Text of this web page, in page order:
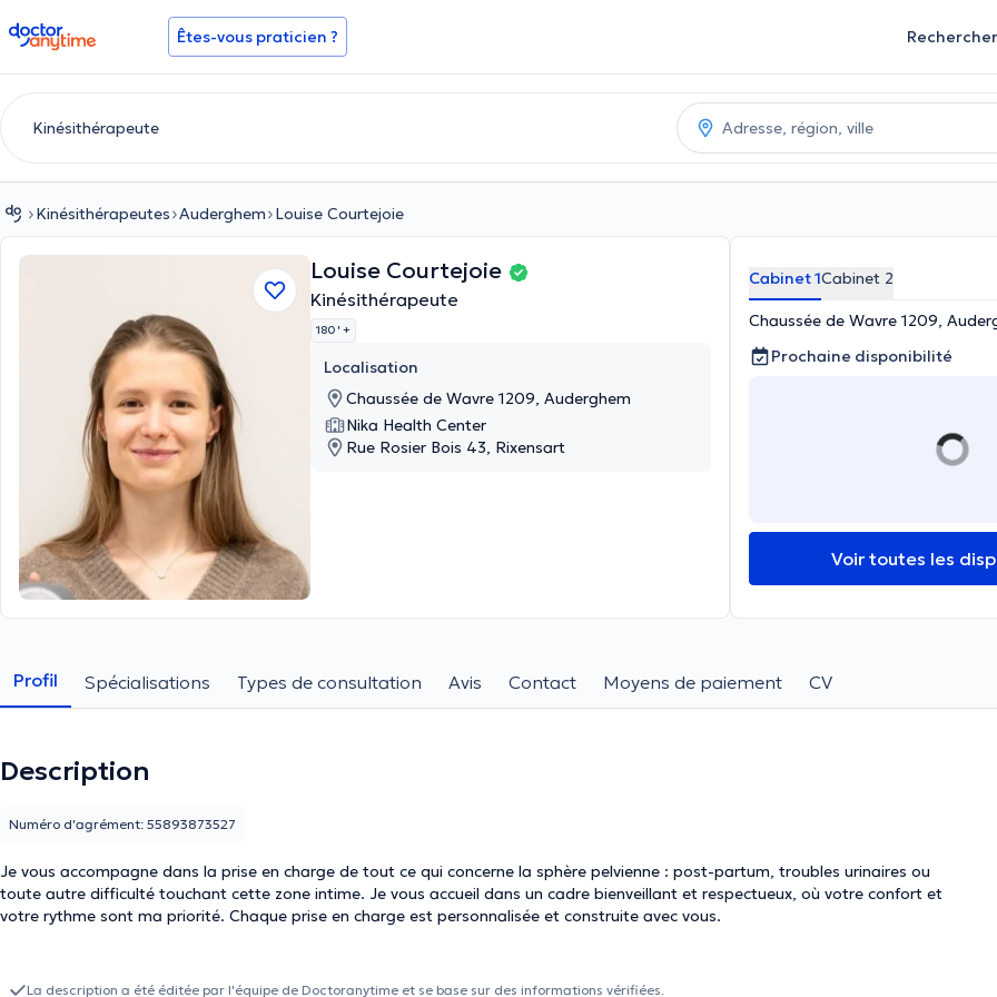
doctoranytime Êtes-vous praticien ? Rechercher
Kinésithérapeutes Auderghem Louise Courtejoie
Louise Courtejoie
Kinésithérapeute
180 ' +
Localisation
Chaussée de Wavre 1209, Auderghem
Nika Health Center
Rue Rosier Bois 43, Rixensart
Cabinet 1Cabinet 2
Chaussée de Wavre 1209,
Prochaine disponibilité
Voir toutes les
Profil Spécialisations Types de consultation Avis Contact Moyens de paiement CV
Description
Je vous accompagne dans la prise en charge de tout ce qui concerne la sphère pelvienne : post-partum, troubles urinaires ou
toute autre difficulté touchant cette zone intime. Je vous accueil dans un cadre bienveillant et respectueux, où votre confort et
votre rythme sont ma priorité. Chaque prise en charge est personnalisée et construite avec vous.
Numéro d'agrément: 55893873527
La description a été éditée par l'équipe de Doctoranytime et se base sur des informations vérifiées.